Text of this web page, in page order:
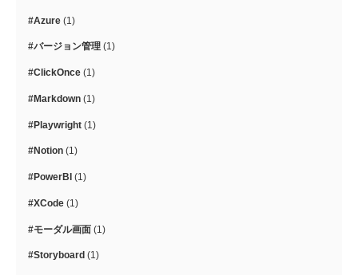
#Azure (1)
#バージョン管理 (1)
#ClickOnce (1)
#Markdown (1)
#Playwright (1)
#Notion (1)
#PowerBI (1)
#XCode (1)
#モーダル画面 (1)
#Storyboard (1)